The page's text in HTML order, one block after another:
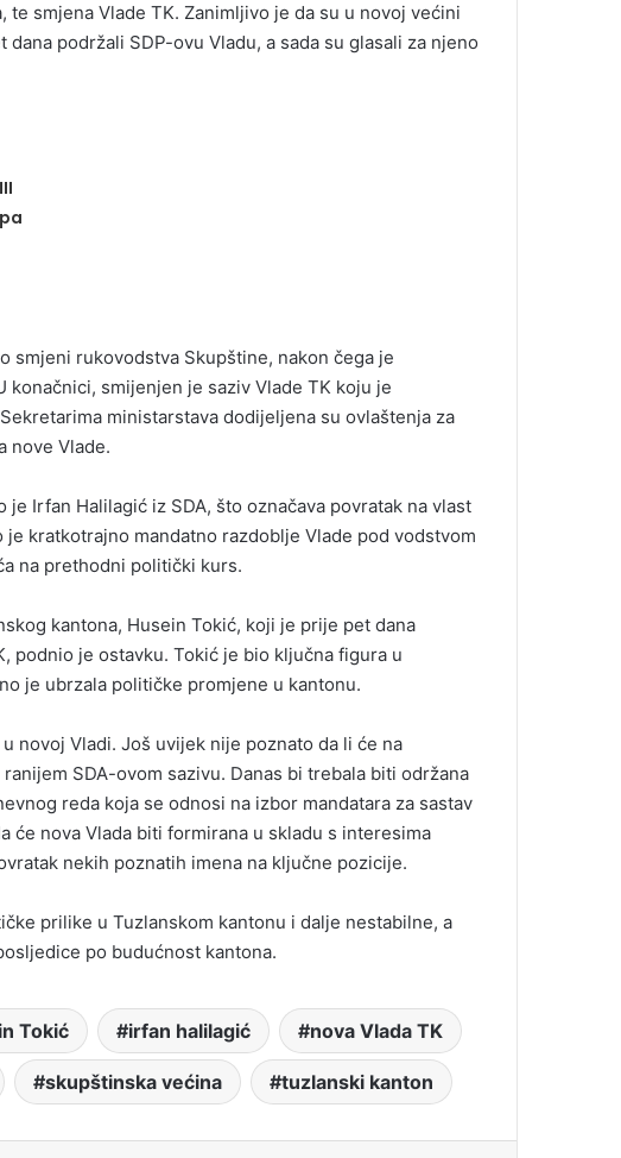
smjena Vlade TK. Zanimljivo je da su u novoj većini
podržali SDP-ovu Vladu, a sada su glasali za njeno
smjeni rukovodstva Skupštine, nakon čega je
smijenjen je saziv Vlade TK koju je
ministarstava dodijeljena su ovlaštenja za
nove Vlade.
Irfan Halilagić iz SDA, što označava povratak na vlast
je kratkotrajno mandatno razdoblje Vlade pod vodstvom
na prethodni politički kurs.
kantona, Husein Tokić, koji je prije pet dana
podnio je ostavku. Tokić je bio ključna figura u
je ubrzala političke promjene u kantonu.
novoj Vladi. Još uvijek nije poznato da li će na
SDA-ovom sazivu. Danas bi trebala biti održana
reda koja se odnosi na izbor mandatara za sastav
će nova Vlada biti formirana u skladu s interesima
nekih poznatih imena na ključne pozicije.
prilike u Tuzlanskom kantonu i dalje nestabilne, a
po budućnost kantona.
Tokić irfan halilagić nova Vlada TK
skupštinska većina tuzlanski kanton